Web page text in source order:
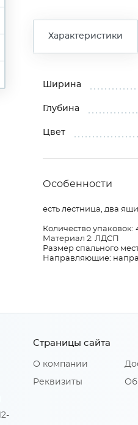
Характеристики
Ширина
Глубина
Цвет
Особенности
есть лестница, два
Количество упаковок:
Материал 2: ЛДСП
Размер спального
Направляющие:
Страницы сайта
О компании
Реквизиты